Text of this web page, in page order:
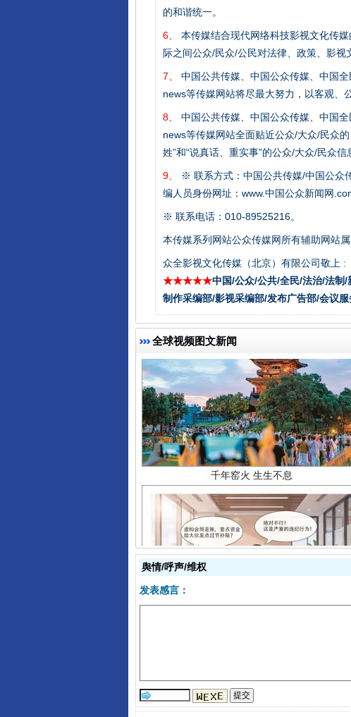
的和谐统一。
6、
本传媒结合现代网络科技影视文化传
际之间公众/民众/公民对法律、政策、影视
7、
中国公共传媒、中国公众传媒、中国
news等传媒网站将尽最大努力，以客观、
8、
中国公共传媒、中国公众传媒、中国
news等传媒网站全面贴近公众/大众/民众
姓”和“说真话、重实事”的公众/大众/民众信
9、
※ 联系方式：中国公共传媒/中国公众
编人员身份网址：www.中国公众新闻网
※ 联系电话：010-89525216。
本传媒系列网站公众传媒网所有辅助网站
众全影视文化传媒（北京）有限公司敬上 :
★★★★★中国/公众/公共/全民/法治/法制
制作采编部/影视采编部/发布广告部/会议服
全球视频图文新闻
千年窑火 生生不息
舆情/呼声/维权
发表感言：